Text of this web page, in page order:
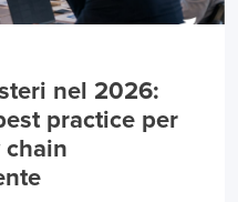
nel 2026:
practice per
chain